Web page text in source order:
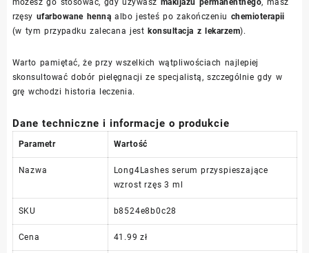
możesz go stosować, gdy używasz makijażu permanentnego, masz
rzęsy ufarbowane henną albo jesteś po zakończeniu chemioterapii
(w tym przypadku zalecana jest konsultacja z lekarzem).
Warto pamiętać, że przy wszelkich wątpliwościach najlepiej
skonsultować dobór pielęgnacji ze specjalistą, szczególnie gdy w
grę wchodzi historia leczenia.
Dane techniczne i informacje o produkcie
Parametr Wartość
Nazwa
Long4Lashes serum przyspieszające
wzrost rzęs 3 ml
SKU b8524e8b0c28
Cena 41.99 zł